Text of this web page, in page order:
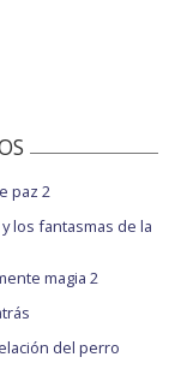
paz 2
los fantasmas de la
magia 2
del perro